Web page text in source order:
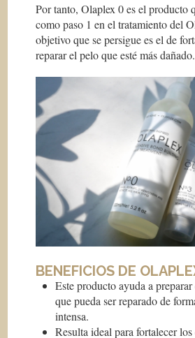
Por tanto, Olaplex 0 es el producto
como paso 1 en el tratamiento del
objetivo que se persigue es el de
reparar el pelo que esté más dañado.
BENEFICIOS DE
Este producto ayuda a
que pueda ser reparado de
intensa.
Resulta ideal para fortalecer